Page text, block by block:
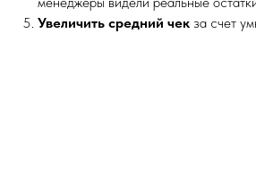
Увеличить средний чек за счет